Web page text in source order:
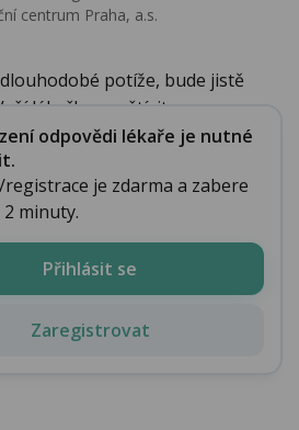
centrum Praha, a.s.
potíže, bude jistě
lékařku navštívit...
odpovědi lékaře je nutné
je zdarma a zabere
minuty.
Přihlásit se
Zaregistrovat